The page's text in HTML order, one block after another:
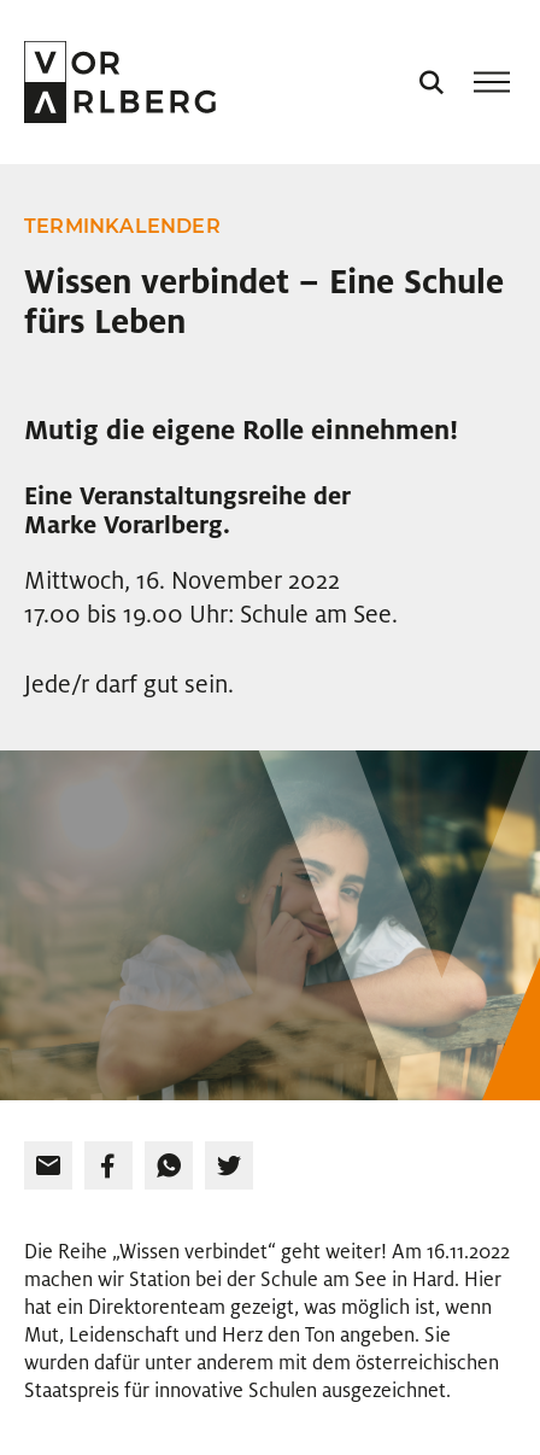
PROJEKTE
VISION
EVENTS
TERMINKALENDER
Wissen verbindet – Eine Schule
fürs Leben
Mutig die eigene Rolle einnehmen!
Eine Veranstaltungsreihe der
Marke Vorarlberg.
Mittwoch, 16. November 2022
17.00 bis 19.00 Uhr: Schule am See.
Jede/r darf gut sein.
Die Reihe „Wissen verbindet“ geht weiter! Am 16.11.2022
machen wir Station bei der Schule am See in Hard. Hier
hat ein Direktorenteam gezeigt, was möglich ist, wenn
Mut, Leidenschaft und Herz den Ton angeben. Sie
wurden dafür unter anderem mit dem österreichischen
Staatspreis für innovative Schulen ausgezeichnet.